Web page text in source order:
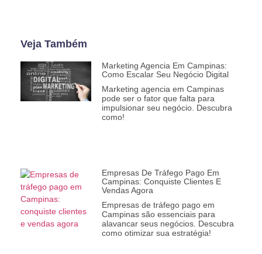
Veja Também
Marketing Agencia Em Campinas:
Como Escalar Seu Negócio Digital
Marketing agencia em Campinas
pode ser o fator que falta para
impulsionar seu negócio. Descubra
como!
Empresas De Tráfego Pago Em
Campinas: Conquiste Clientes E
Vendas Agora
Empresas de tráfego pago em
Campinas são essenciais para
alavancar seus negócios. Descubra
como otimizar sua estratégia!